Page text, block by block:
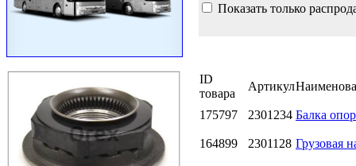
Показать только
ID
товара
Артикул
175797 2301234 Балка
164899 2301128 Грузовая